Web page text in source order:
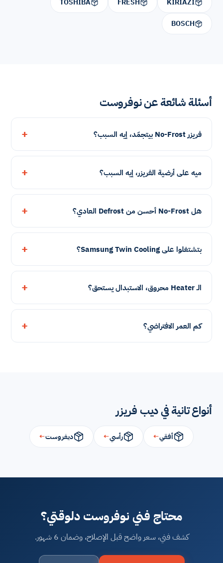
KIRIAZI
FRESH
TOSHIBA
BOSCH
أسئلة شائعة عن نوفروست
فريزر No-Frost بيتجمّد، إيه السبب؟
ميه على أرضية الفريزر، إيه السبب؟
هل No-Frost أحسن من Defrost العادي؟
بتشتغلوا على Samsung Twin Cooling؟
الـ Heater محروق، الاستبدال يستحق؟
كم العمر الافتراضي؟
أنواع تانية في ديب فريزر
أفقي← رأسي← ديفروست←
محتاج فني نوفروست دلوقتي؟
كشف فني، سعر واضح قبل الإصلاح، وضمان 6 شهور.